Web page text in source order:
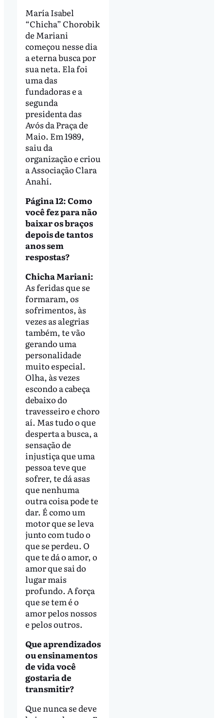
María Isabel
“Chicha” Chorobik
de Mariani
começou nesse dia
a eterna busca por
sua neta. Ela foi
uma das
fundadoras e a
segunda
presidenta das
Avós da Praça de
Maio. Em 1989,
saiu da
organização e criou
a Associação Clara
Anahí.
Página 12: Como
você fez para não
baixar os braços
depois de tantos
anos sem
respostas?
Chicha Mariani:
As feridas que se
formaram, os
sofrimentos, às
vezes as alegrias
também, te vão
gerando uma
personalidade
muito especial.
Olha, às vezes
escondo a cabeça
debaixo do
travesseiro e choro
aí. Mas tudo o que
desperta a busca, a
sensação de
injustiça que uma
pessoa teve que
sofrer, te dá asas
que nenhuma
outra coisa pode te
dar. É como um
motor que se leva
junto com tudo o
que se perdeu. O
que te dá o amor, o
amor que sai do
lugar mais
profundo. A força
que se tem é o
amor pelos nossos
e pelos outros.
Que aprendizados
ou ensinamentos
de vida você
gostaria de
transmitir?
Que nunca se deve